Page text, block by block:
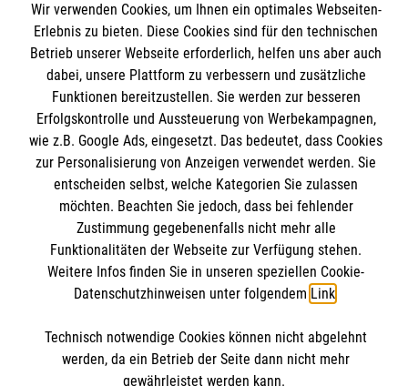
Das MBZ Westfalen
Spenden
Wir Malteser
Informationen
Downloads
Kontakt
Impressum
Barrierefreiheit
Malteser online
Malteserorden
Malteser International
Mediathek
Sharepoint
Spendenkonto
Empfänger: Malteser Hilfsdienst e.V.
BIC: GENODED 1PA7
Soziale Netzwerke
Wir verwenden Cookies, um Ihnen ein optimales Webseiten-
Erlebnis zu bieten. Diese Cookies sind für den technischen
Betrieb unserer Webseite erforderlich, helfen uns aber auch
dabei, unsere Plattform zu verbessern und zusätzliche
Funktionen bereitzustellen. Sie werden zur besseren
Erfolgskontrolle und Aussteuerung von Werbekampagnen,
wie z.B. Google Ads, eingesetzt. Das bedeutet, dass Cookies
zur Personalisierung von Anzeigen verwendet werden. Sie
entscheiden selbst, welche Kategorien Sie zulassen
möchten. Beachten Sie jedoch, dass bei fehlender
Zustimmung gegebenenfalls nicht mehr alle
Funktionalitäten der Webseite zur Verfügung stehen.
Weitere Infos finden Sie in unseren speziellen Cookie-
Datenschutzhinweisen unter folgendem Link.
Technisch notwendige Cookies können nicht abgelehnt
werden, da ein Betrieb der Seite dann nicht mehr
gewährleistet werden kann.